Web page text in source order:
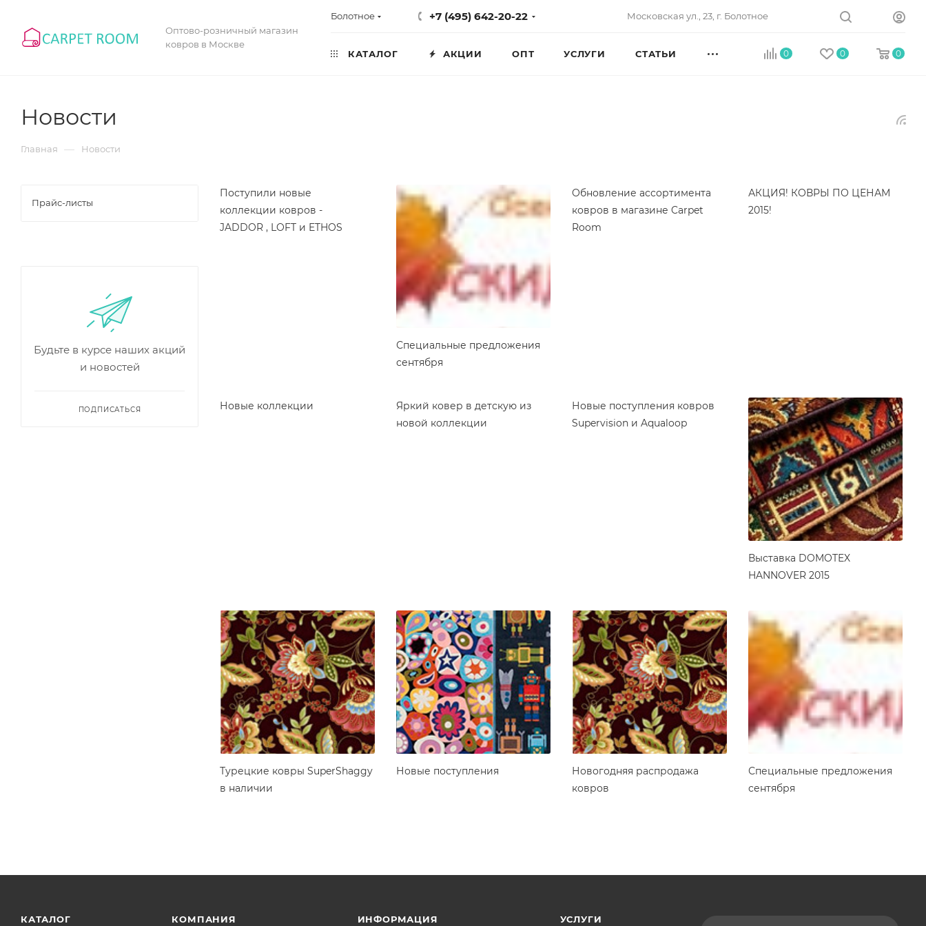
Оптово-розничный магазин
ковров в Москве
Болотное +7 (495) 642-20-22 Московская ул., 23, г. Болотное
0 0 0
КАТАЛОГ АКЦИИ ОПТ УСЛУГИ СТАТЬИ
Новости
Главная — Новости
Поступили новые
коллекции ковров -
JADDOR , LOFT и ETHOS
Специальные предложения
сентября
Обновление ассортимента
ковров в магазине Carpet
Room
АКЦИЯ! КОВРЫ ПО ЦЕНАМ
2015!
Новые коллекции
Яркий ковер в детскую из
новой коллекции
Новые поступления ковров
Supervision и Aqualoop
Выставка DOMOTEX
HANNOVER 2015
Турецкие ковры SuperShaggy
в наличии
Новые поступления
Новогодняя распродажа
ковров
Специальные предложения
сентября
Прайс-листы
Будьте в курсе наших акций
и новостей
ПОДПИСАТЬСЯ
КАТАЛОГ КОМПАНИЯ ИНФОРМАЦИЯ УСЛУГИ